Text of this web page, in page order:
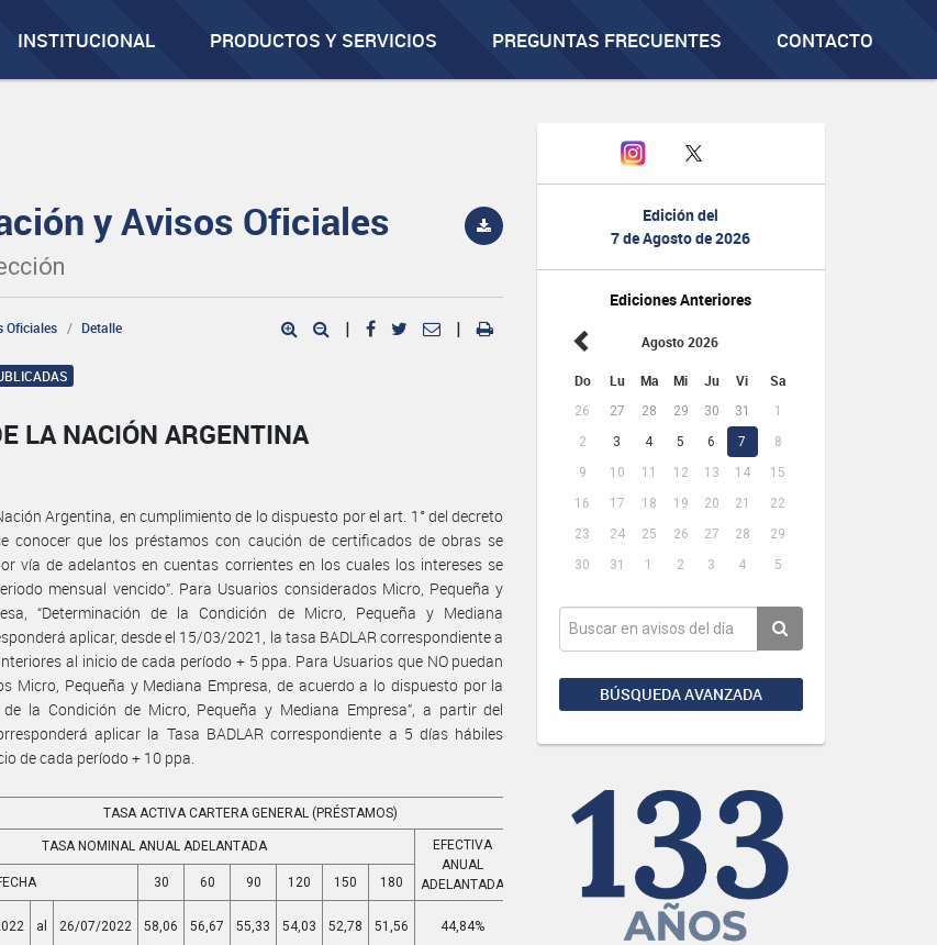
INSTITUCIONAL PRODUCTOS Y SERVICIOS PREGUNTAS FRECUENTES CONTACTO
Edición del
7 de Agosto de 2026
Ediciones Anteriores
Agosto 2026
Do Lu Ma Mi Ju Vi Sa
26 27 28 29 30 31
1
2
3 4 5 6 7
8
9
10 11 12 13 14
15
16
17 18 19 20 21
22
23
24 25 26 27 28
29
30
31 1 2 3 4 5
BÚSQUEDA AVANZADA
y Avisos Oficiales
Oficiales Detalle | |
LA NACIÓN ARGENTINA
Argentina, en cumplimiento de lo dispuesto por el art. 1° del decreto
conocer que los préstamos con caución de certificados de obras se
vía de adelantos en cuentas corrientes en los cuales los intereses se
mensual vencido”. Para Usuarios considerados Micro, Pequeña y
“Determinación de la Condición de Micro, Pequeña y Mediana
aplicar, desde el 15/03/2021, la tasa BADLAR correspondiente a
al inicio de cada período + 5 ppa. Para Usuarios que NO puedan
Micro, Pequeña y Mediana Empresa, de acuerdo a lo dispuesto por la
de la Condición de Micro, Pequeña y Mediana Empresa”, a partir del
aplicar la Tasa BADLAR correspondiente a 5 días hábiles
de cada período + 10 ppa.
TASA ACTIVA CARTERA GENERAL (PRÉSTAMOS)
TASA NOMINAL ANUAL ADELANTADA
EFECTIVA
ANUAL
ADELANTADA
ADELANTADA
30 60 90 120 150 180
al 26/07/2022 58,06 56,67 55,33 54,03 52,78 51,56 44,84%